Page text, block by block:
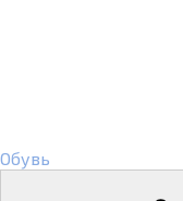
Обувь